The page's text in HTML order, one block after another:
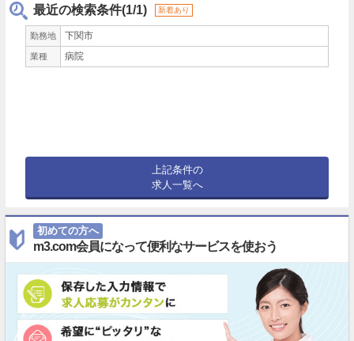
最近の検索条件(1/1) 新着あり
勤務地 下関市
業種 病院
上記条件の
求人一覧へ
初めての方へ
m3.com会員になって便利なサービスを使おう